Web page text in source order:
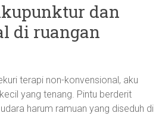
dan
di ruangan
terapi non-konvensional, aku
yang tenang. Pintu berderit
harum ramuan yang diseduh di